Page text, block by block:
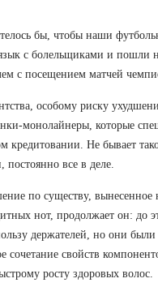
бы, чтобы наши
с болельщиками и пошли
с посещением матчей
особому риску
монолайнеры, которые
кредитовании. Не бывает
постоянно все в деле.
по существу, вынесенное
нот, продолжает он: до
держателей, но они были
сочетание свойств
росту здоровых волос.